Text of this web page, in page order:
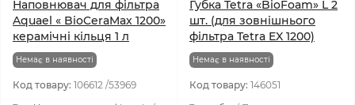
Наповнювач для фільтра
Aquael « BioCeraMax 1200»
керамічні кільця 1 л
Немає в наявності
Код товару: 106612 /53969
Губка Tetra «BioFoam» L 2
шт. (для зовнішнього
фільтра Tetra EX 1200)
Немає в наявності
Код товару: 146051